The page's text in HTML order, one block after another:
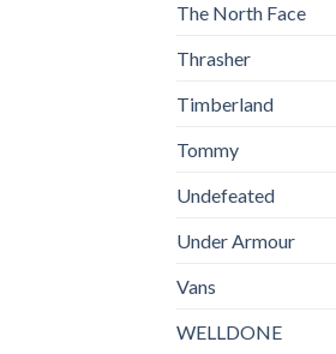
The North Face
Thrasher
Timberland
Tommy
Undefeated
Under Armour
Vans
WELLDONE